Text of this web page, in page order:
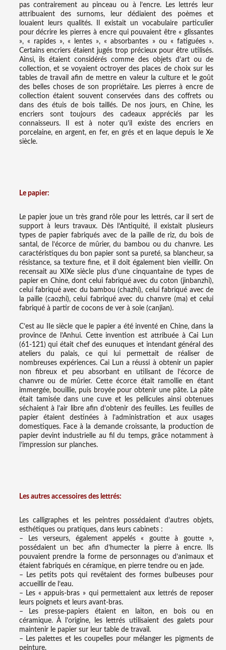
pas contrairement au pinceau ou à l’encre. Les lettrés leur
attribuaient des surnoms, leur dédiaient des poèmes et
louaient leurs qualités. Il existait un vocabulaire particulier
pour décrire les pierres à encre qui pouvaient être « glissantes
», « rapides », « lentes », « absorbantes » ou « fatiguées ».
Certains encriers étaient jugés trop précieux pour être utilisés.
Ainsi, ils étaient considérés comme des objets d’art ou de
collection, et se voyaient octroyer des places de choix sur les
tables de travail afin de mettre en valeur la culture et le goût
des belles choses de son propriétaire. Les pierres à encre de
collection étaient souvent conservées dans des coffrets ou
dans des étuis de bois taillés. De nos jours, en Chine, les
encriers sont toujours des cadeaux appréciés par les
connaisseurs. Il est à noter qu’il existe des encriers en
porcelaine, en argent, en fer, en grés et en laque depuis le Xe
siècle.
Le papier:
Le papier joue un très grand rôle pour les lettrés, car il sert de
support à leurs travaux. Dès l’Antiquité, il existait plusieurs
types de papier fabriqués avec de la paille de riz, du bois de
santal, de l’écorce de mûrier, du bambou ou du chanvre. Les
caractéristiques du bon papier sont sa pureté, sa blancheur, sa
résistance, sa texture fine, et il doit également bien vieillir. On
recensait au XIXe siècle plus d’une cinquantaine de types de
papier en Chine, dont celui fabriqué avec du coton (jinbanzhi),
celui fabriqué avec du bambou (chazhi), celui fabriqué avec de
la paille (caozhi), celui fabriqué avec du chanvre (ma) et celui
fabriqué à partir de cocons de ver à soie (canjian).
C’est au IIe siècle que le papier a été inventé en Chine, dans la
province de l’Anhui. Cette invention est attribuée à Cai Lun
(61-121) qui était chef des eunuques et intendant général des
ateliers du palais, ce qui lui permettait de réaliser de
nombreuses expériences. Cai Lun a réussi à obtenir un papier
non fibreux et peu absorbant en utilisant de l’écorce de
chanvre ou de mûrier. Cette écorce était ramollie en étant
immergée, bouillie, puis broyée pour obtenir une pâte. La pâte
était tamisée dans une cuve et les pellicules ainsi obtenues
séchaient à l’air libre afin d’obtenir des feuilles. Les feuilles de
papier étaient destinées à l’administration et aux usages
domestiques. Face à la demande croissante, la production de
papier devint industrielle au fil du temps, grâce notamment à
l’impression sur planches.
Les autres accessoires des lettrés:
Les calligraphes et les peintres possédaient d’autres objets,
esthétiques ou pratiques, dans leurs cabinets :
– Les verseurs, également appelés « goutte à goutte »,
possédaient un bec afin d’humecter la pierre à encre. Ils
pouvaient prendre la forme de personnages ou d’animaux et
étaient fabriqués en céramique, en pierre tendre ou en jade.
– Les petits pots qui revêtaient des formes bulbeuses pour
accueillir de l’eau.
– Les « appuis-bras » qui permettaient aux lettrés de reposer
leurs poignets et leurs avant-bras.
– Les presse-papiers étaient en laiton, en bois ou en
céramique. À l’origine, les lettrés utilisaient des galets pour
maintenir le papier sur leur table de travail.
– Les palettes et les coupelles pour mélanger les pigments de
peinture.